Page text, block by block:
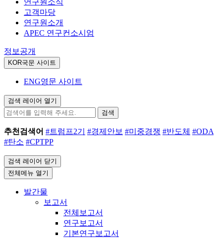
고객마당
연구원소개
APEC 연구컨소시엄
정보공개
KOR국문 사이트
ENG영문 사이트
검색 레이어 열기
검색
추천검색어 #트럼프2기 #경제안보 #미중경쟁 #반도체 #ODA
#탄소 #CPTPP
검색 레이어 닫기
전체메뉴 열기
발간물
보고서
전체보고서
연구보고서
기본연구보고서